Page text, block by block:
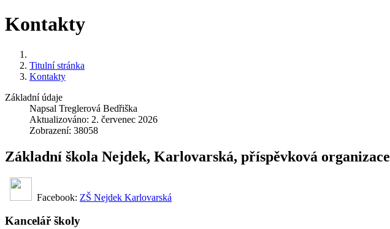
Kontakty
Titulní stránka
Kontakty
Základní údaje
Napsal Treglerová Bedřiška
Aktualizováno: 2. červenec 2026
Zobrazení: 38058
Základní škola Nejdek, Karlovarská, příspěvková organizace
Facebook: ZŠ Nejdek Karlovarská
Kancelář školy